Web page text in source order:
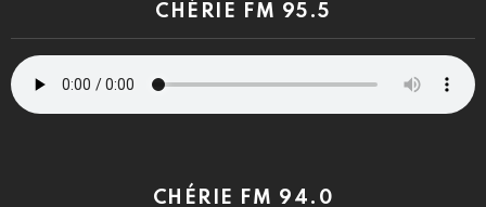
CHÉRIE FM 95.5
CHÉRIE FM 94.0